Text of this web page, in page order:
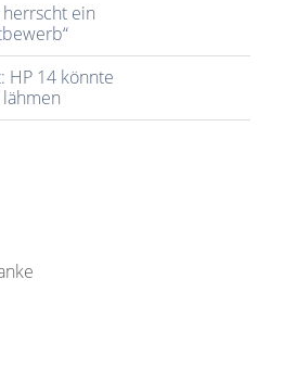
ein
HP 14 könnte